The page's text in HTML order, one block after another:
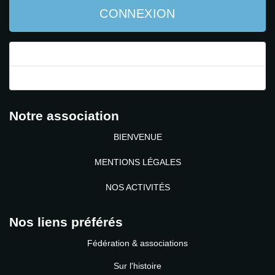
CONNEXION
Notre association
BIENVENUE
MENTIONS LÉGALES
NOS ACTIVITÉS
Nos liens préférés
Fédération & associations
Sur l'histoire